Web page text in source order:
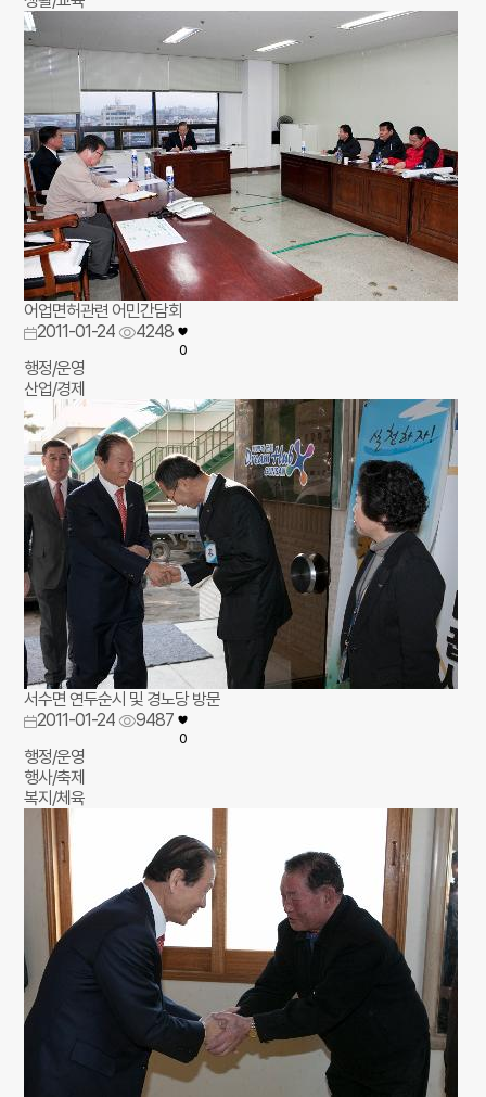
어업면허관련 어민간담회
2011-01-24
4248
0
행정/운영
산업/경제
서수면 연두순시 및 경노당 방문
2011-01-24
9487
0
행정/운영
행사/축제
복지/체육